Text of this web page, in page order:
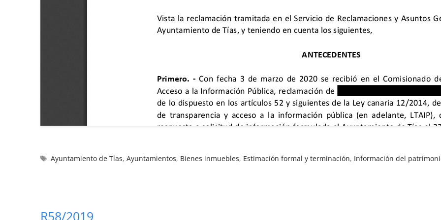
Ayuntamiento de Tías,Ayuntamientos, Bienes inmuebles, Estimación formal y terminación, Información del
R58/2019